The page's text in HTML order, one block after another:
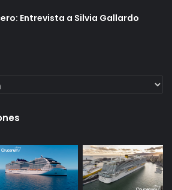
Entrevista a Silvia Gallardo